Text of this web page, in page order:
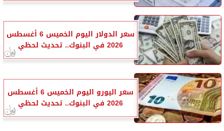
سعر الدولار اليوم الخميس 6 أغسطس
2026 في البنوك.. تحديث لحظي
سعر اليورو اليوم الخميس 6 أغسطس
2026 في البنوك.. تحديث لحظي